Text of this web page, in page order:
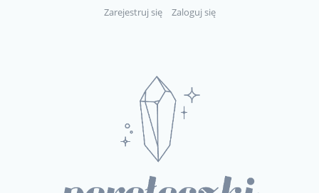
Zarejestruj się Zaloguj się